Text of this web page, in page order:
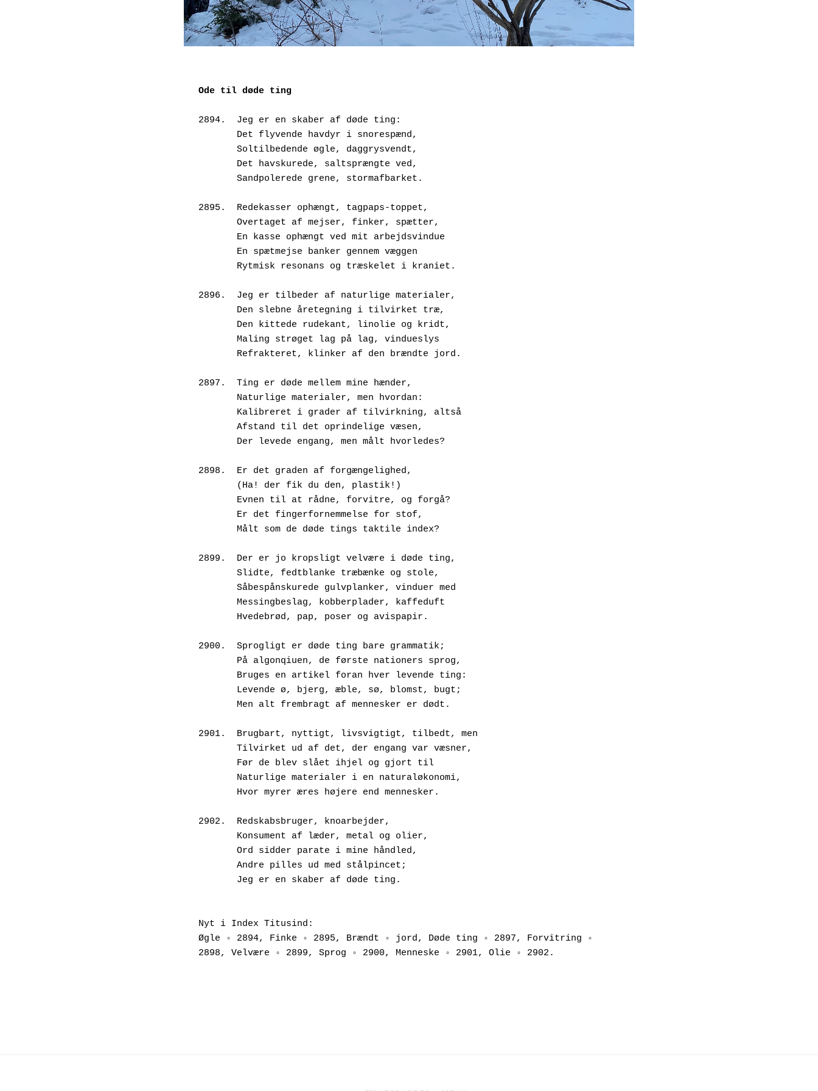
Ode til døde ting
2894.  Jeg er en skaber af døde ting:
       Det flyvende havdyr i snorespænd,
       Soltilbedende øgle, daggrysvendt,
       Det havskurede, saltsprængte ved,
       Sandpolerede grene, stormafbarket.
2895.  Redekasser ophængt, tagpaps-toppet,
       Overtaget af mejser, finker, spætter,
       En kasse ophængt ved mit arbejdsvindue
       En spætmejse banker gennem væggen
       Rytmisk resonans og træskelet i kraniet.
2896.  Jeg er tilbeder af naturlige materialer,
       Den slebne åretegning i tilvirket træ,
       Den kittede rudekant, linolie og kridt,
       Maling strøget lag på lag, vindueslys
       Refrakteret, klinker af den brændte jord.
2897.  Ting er døde mellem mine hænder,
       Naturlige materialer, men hvordan:
       Kalibreret i grader af tilvirkning, altså
       Afstand til det oprindelige væsen,
       Der levede engang, men målt hvorledes?
2898.  Er det graden af forgængelighed,
       (Ha! der fik du den, plastik!)
       Evnen til at rådne, forvitre, og forgå?
       Er det fingerfornemmelse for stof,
       Målt som de døde tings taktile index?
2899.  Der er jo kropsligt velvære i døde ting,
       Slidte, fedtblanke træbænke og stole,
       Såbespånskurede gulvplanker, vinduer med
       Messingbeslag, kobberplader, kaffeduft
       Hvedebrød, pap, poser og avispapir.
2900.  Sprogligt er døde ting bare grammatik;
       På algonqiuen, de første nationers sprog,
       Bruges en artikel foran hver levende ting:
       Levende ø, bjerg, æble, sø, blomst, bugt;
       Men alt frembragt af mennesker er dødt.
2901.  Brugbart, nyttigt, livsvigtigt, tilbedt, men
       Tilvirket ud af det, der engang var væsner,
       Før de blev slået ihjel og gjort til
       Naturlige materialer i en naturaløkonomi,
       Hvor myrer æres højere end mennesker.
2902.  Redskabsbruger, knoarbejder,
       Konsument af læder, metal og olier,
       Ord sidder parate i mine håndled,
       Andre pilles ud med stålpincet;
       Jeg er en skaber af døde ting.
Nyt i Index Titusind:
Øgle ◦ 2894, Finke ◦ 2895, Brændt ◦ jord, Døde ting ◦ 2897, Forvitring ◦
2898, Velvære ◦ 2899, Sprog ◦ 2900, Menneske ◦ 2901, Olie ◦ 2902.